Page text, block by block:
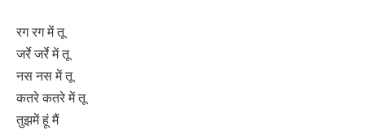
रग रग में तू
जर्रे जर्रे में तू
नस नस में तू
कतरे कतरे में तू
तुझमें हूं मैं